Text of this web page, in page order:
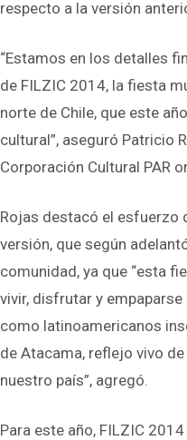
respecto a la versión
“Estamos en los detalles
de FILZIC 2014, la fiesta
norte de Chile, que este
cultural”, aseguró Patricio
Corporación Cultural PAR
Rojas destacó el esfuerzo
versión, que según
comunidad, ya que “esta
vivir, disfrutar y
como latinoamericanos
de Atacama, reflejo vivo
nuestro país”, agregó.
Para este año, FILZIC